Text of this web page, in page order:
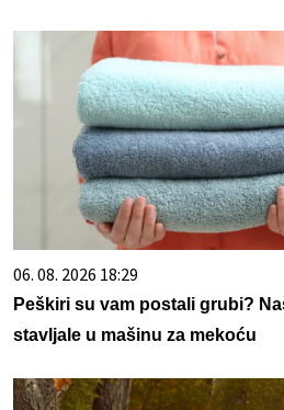
06. 08. 2026 18:29
Peškiri su vam postali grubi?
stavljale u mašinu za mekoću